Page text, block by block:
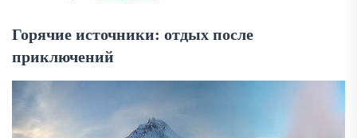
Горячие источники: отдых после
приключений